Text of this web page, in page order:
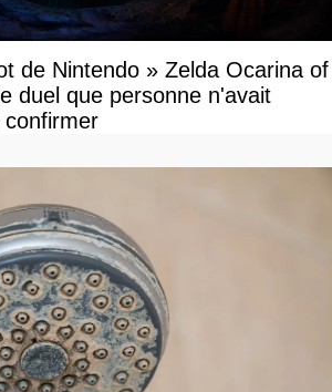
de Nintendo » Zelda Ocarina of
duel que personne n'avait
confirmer